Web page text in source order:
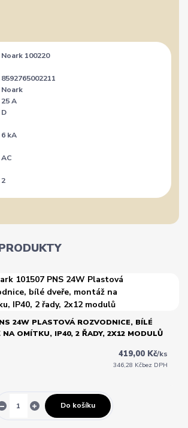
Noark 100220
8592765002211
Noark
25 A
D
6 kA
AC
2
24W PLASTOVÁ ROZVODNICE, BÍLÉ
NA OMÍTKU, IP40, 2 ŘADY, 2X12 MODULŮ
419,00 Kč/ks
346,28 Kčbez DPH
Do košíku